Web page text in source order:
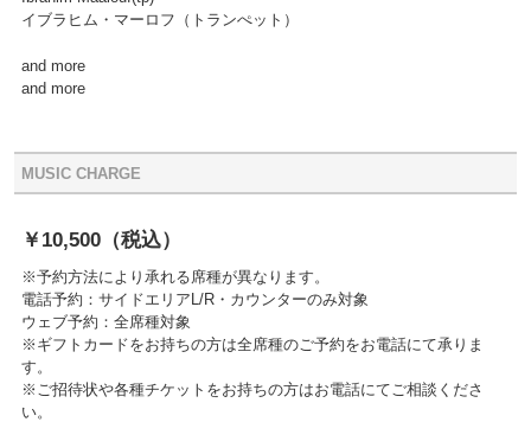
イブラヒム・マーロフ（トランぺット）
and more
and more
MUSIC CHARGE
￥10,500 （税込）
※予約方法により承れる席種が異なります。
電話予約：サイドエリアL/R・カウンターのみ対象
ウェブ予約：全席種対象
※ギフトカードをお持ちの方は全席種のご予約をお電話にて承りま
す。
※ご招待状や各種チケットをお持ちの方はお電話にてご相談くださ
い。